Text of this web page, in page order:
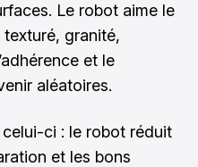
Le robot aime le
granité,
et le
aléatoires.
celui-ci : le robot réduit
et les bons